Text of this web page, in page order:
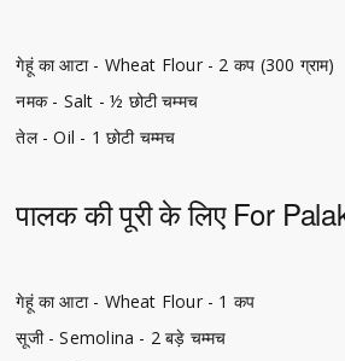
गेहूं का आटा - Wheat Flour - 2 कप (300 ग्राम)
नमक - Salt - ½ छोटी चम्मच
तेल - Oil - 1 छोटी चम्मच
पालक की पूरी के लिए For
गेहूं का आटा - Wheat Flour - 1 कप
सूजी - Semolina - 2 बड़े चम्मच